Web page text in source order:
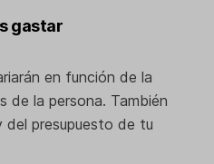
gastar
en función de la
de la persona. También
presupuesto de tu